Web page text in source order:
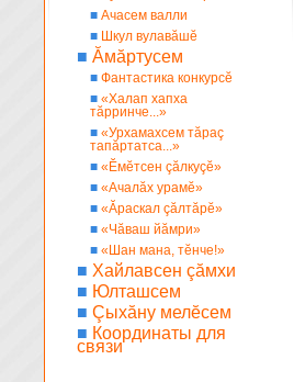
■ Ачасем валли
■ Шкул вулавăшĕ
■ Ăмăртусем
■ Фантастика конкурсĕ
■ «Халап хапха
тăрринче...»
■ «Урхамахсем тăраç
тапăртатса...»
■ «Ĕмĕтсен çăлкуçĕ»
■ «Ачалăх урамĕ»
■ «Ăраскал çăлтăрĕ»
■ «Чăваш йăмри»
■ «Шан мана, тĕнче!»
■ Хайлавсен çăмхи
■ Юлташсем
■ Çыхăну мелĕсем
■ Координаты для
связи